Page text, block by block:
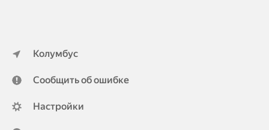
Колумбус
Сообщить об ошибке
Настройки